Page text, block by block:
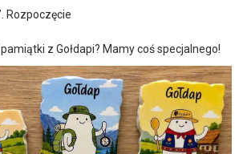
Rozpoczęcie
z Gołdapi? Mamy coś specjalnego!